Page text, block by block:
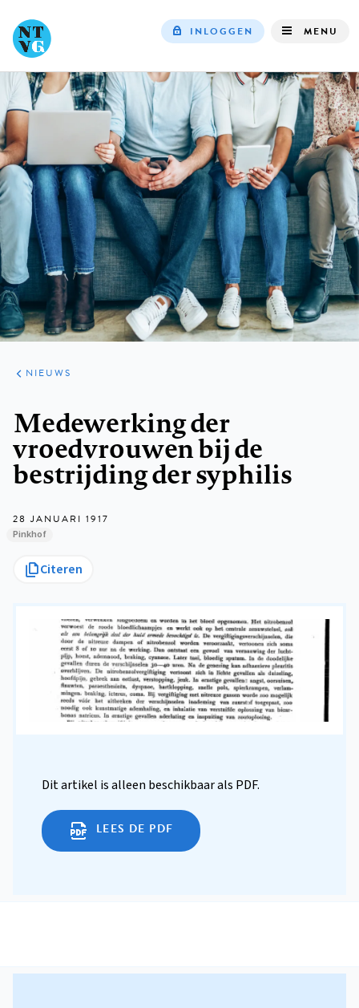
navigation
INLOGGEN MENU
ARTIKELEN
HET
KORT
NIEUWS
Medewerking der
vroedvrouwen bij de
bestrijding der syphilis
28 JANUARI 1917
Pinkhof
Citeren
Dit artikel is alleen beschikbaar als PDF.
LEES DE PDF